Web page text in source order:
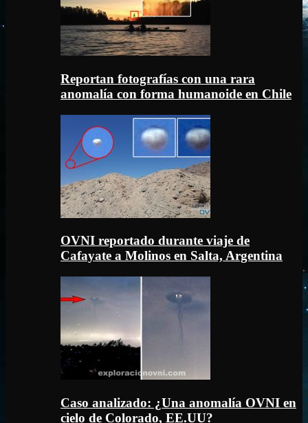
Reportan fotografías con una rara
anomalía con forma humanoide en Chile
OVNI reportado durante viaje de
Cafayate a Molinos en Salta, Argentina
Caso analizado: ¿Una anomalía OVNI en
cielo de Colorado, EE.UU?